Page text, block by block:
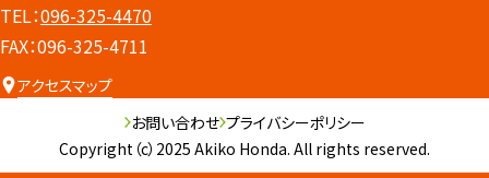
TEL：096-325-4470
FAX：096-325-4711
アクセスマップ
お問い合わせ プライバシーポリシー
Copyright（c）2025 Akiko Honda. All rights reserved.